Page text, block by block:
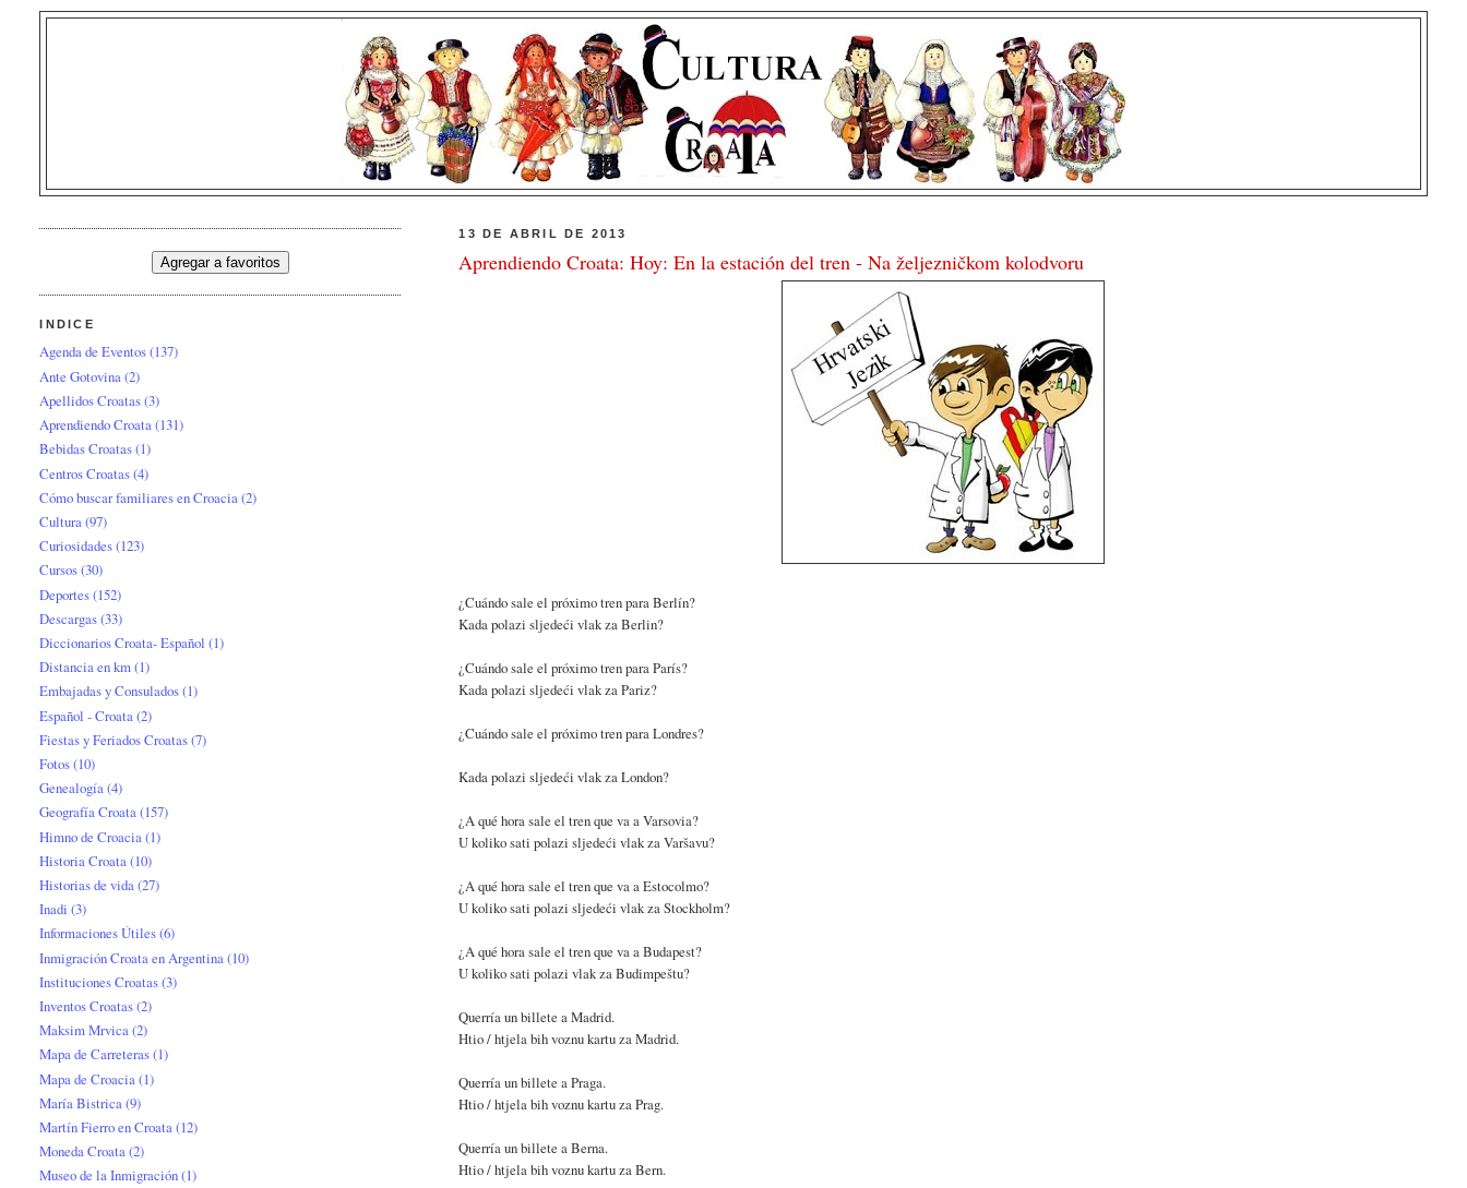
13 DE ABRIL DE 2013
Aprendiendo Croata: Hoy: En la estación del tren - Na željezničkom kolodvoru
¿Cuándo sale el próximo tren para Berlín?
Kada polazi sljedeći vlak za Berlin?
¿Cuándo sale el próximo tren para París?
Kada polazi sljedeći vlak za Pariz?
¿Cuándo sale el próximo tren para Londres?
Kada polazi sljedeći vlak za London?
¿A qué hora sale el tren que va a Varsovia?
U koliko sati polazi sljedeći vlak za Varšavu?
¿A qué hora sale el tren que va a Estocolmo?
U koliko sati polazi sljedeći vlak za Stockholm?
¿A qué hora sale el tren que va a Budapest?
U koliko sati polazi vlak za Budimpeštu?
Querría un billete a Madrid.
Htio / htjela bih voznu kartu za Madrid.
Querría un billete a Praga.
Htio / htjela bih voznu kartu za Prag.
Querría un billete a Berna.
Htio / htjela bih voznu kartu za Bern.
INDICE
Agenda de Eventos(137)
Ante Gotovina(2)
Apellidos Croatas(3)
Aprendiendo Croata(131)
Bebidas Croatas(1)
Centros Croatas(4)
Cómo buscar familiares en Croacia(2)
Cultura(97)
Curiosidades(123)
Cursos(30)
Deportes(152)
Descargas(33)
Diccionarios Croata- Español (1)
Distancia en km(1)
Embajadas y Consulados(1)
Español - Croata (2)
Fiestas y Feriados Croatas(7)
Fotos(10)
Genealogía(4)
Geografía Croata(157)
Himno de Croacia (1)
Historia Croata(10)
Historias de vida(27)
Inadi (3)
Informaciones Útiles(6)
Inmigración Croata en Argentina (10)
Instituciones Croatas(3)
Inventos Croatas(2)
Maksim Mrvica(2)
Mapa de Carreteras(1)
Mapa de Croacia (1)
María Bistrica(9)
Martín Fierro en Croata(12)
Moneda Croata(2)
Museo de la Inmigración(1)